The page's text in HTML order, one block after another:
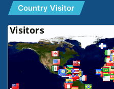
Country Visitor